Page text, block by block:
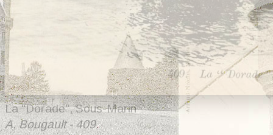
La "Dorade", Sous-Marin
A. Bougault - 409